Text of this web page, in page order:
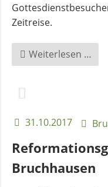
Betreuung
Pflege
Zeitreise.
Weiterlesen …
in
31.10.2017
Bruchhausen